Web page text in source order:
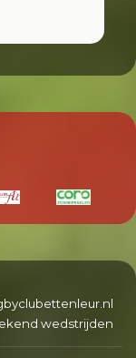
wedstrijden